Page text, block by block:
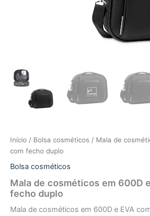
Início / Bolsa cosméticos / Mala de
com fecho duplo
Bolsa cosméticos
Mala de cosméticos em 600D
fecho duplo
Mala de cosméticos em 600D e EVA